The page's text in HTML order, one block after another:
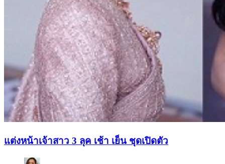
แต่งหน้าเจ้าสาว 3 ลุค เช้า เย็น ชุดเปิดตัว